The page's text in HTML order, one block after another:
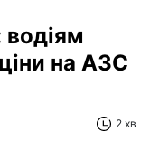
водіям
на АЗС
2 хв